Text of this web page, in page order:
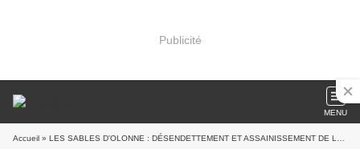
Publicité
MENU
Accueil » LES SABLES D'OLONNE : DÉSENDETTEMENT ET ASSAINISSEMENT DE LA DETTE